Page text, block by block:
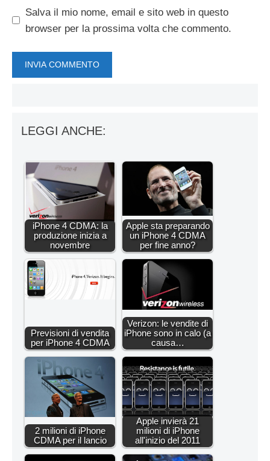
Salva il mio nome, email e sito web in questo
browser per la prossima volta che commento.
LEGGI ANCHE:
iPhone 4 CDMA: la
produzione inizia a
novembre
Apple sta preparando
un iPhone 4 CDMA
per fine anno?
Previsioni di vendita
per iPhone 4 CDMA
Verizon: le vendite di
iPhone sono in calo (a
causa…
2 milioni di iPhone
CDMA per il lancio
Apple invierà 21
milioni di iPhone
all'inizio del 2011